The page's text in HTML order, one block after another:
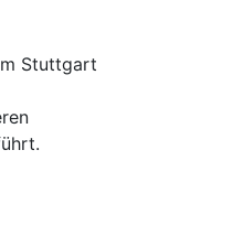
Stuttgart